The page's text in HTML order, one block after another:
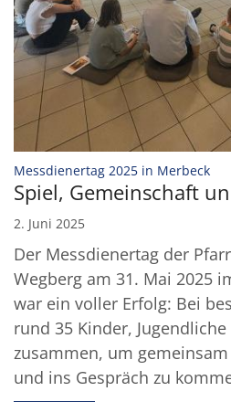
Messdienertag 2025 in Merbeck:
Spiel, Gemeinschaft
2. Juni 2025
Der Messdienertag der
Wegberg am 31. Mai 2025
war ein voller Erfolg: Bei
rund 35 Kinder,
zusammen, um
und ins Gespräch zu